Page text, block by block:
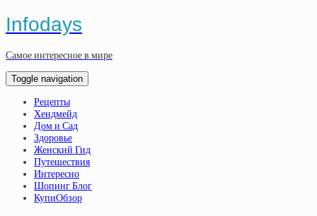
Infodays
Самое интересное в мире
Toggle navigation
Рецепты
Хендмейд
Дом и Сад
Здоровье
Женский Гид
Путешествия
Интересно
Шопинг Блог
КупиОбзор